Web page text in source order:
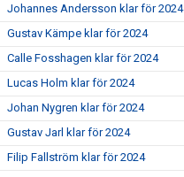
Johannes Andersson klar för 2024
Gustav Kämpe klar för 2024
Calle Fosshagen klar för 2024
Lucas Holm klar för 2024
Johan Nygren klar för 2024
Gustav Jarl klar för 2024
Filip Fallström klar för 2024